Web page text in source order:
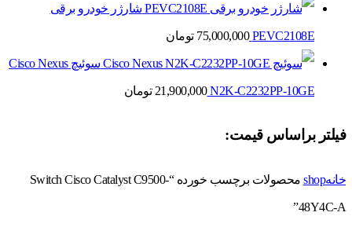
شارژر خودرو برقی
PEVC2108E
75,000,000 تومان
سوئیچ Cisco Nexus
N2K-C2232PP-10GE
21,900,000 تومان
فیلتر براساس قیمت:
خانهshop محصولات برچسب خورده “Switch Cisco Catalyst C9500-
48Y4C-A”